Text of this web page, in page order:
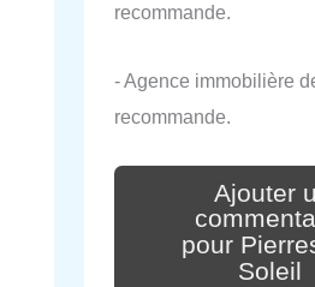
recommande.
- Agence immobilière
recommande.
Ajouter
pour
Soleil